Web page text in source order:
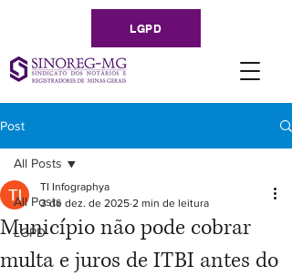
LGPD
Post
All Posts
LGPD
All Posts
Município não pode cobrar
multa e juros de ITBI antes do
TI Infographya
3 de dez. de 2025 2 min de leitura